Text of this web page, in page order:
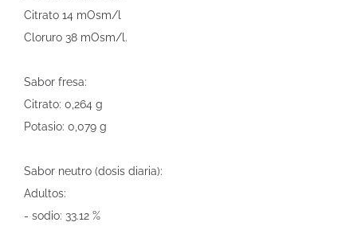
Citrato 14 mOsm/l
Cloruro 38 mOsm/l.
Sabor fresa:
Citrato: 0,264 g
Potasio: 0,079 g
Sabor neutro (dosis diaria):
Adultos:
- sodio: 33.12 %